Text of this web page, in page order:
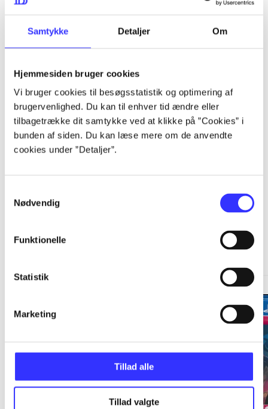
Samtykke Detaljer Om
Hjemmesiden bruger cookies
Vi bruger cookies til besøgsstatistik og optimering af
brugervenlighed. Du kan til enhver tid ændre eller
tilbagetrække dit samtykke ved at klikke på ”Cookies” i
bunden af siden. Du kan læse mere om de anvendte
cookies under ”Detaljer”.
Nødvendig
Funktionelle
Statistik
Marketing
Tillad alle
Tillad valgte
...
...